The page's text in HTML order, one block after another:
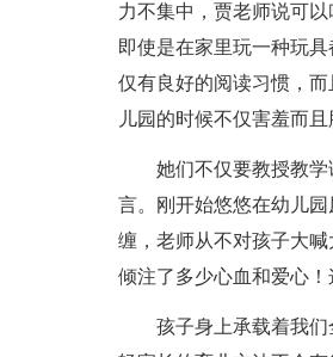
力不集中，贾老师说可
即使是在家里玩一种玩
仅有良好的阅读习惯，
儿园的时候不仅害羞而
她们不仅要教授教
言。刚开始悠悠在幼儿
缠，老师从不对孩子大
倾注了多少心血和爱心
孩子身上承载着我